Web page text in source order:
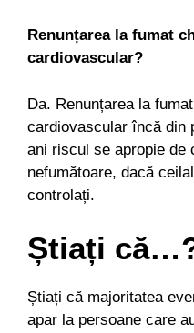
Renunțarea la fumat
cardiovascular?
Da. Renunțarea la
cardiovascular încă din
ani riscul se apropie de
nefumătoare, dacă
controlați.
Știați
Știați că majoritatea
apar la persoane care